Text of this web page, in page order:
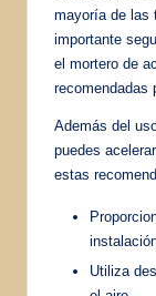
mayoría de las
importante
el mortero de
recomendadas
Además del
puedes
estas
Utiliza